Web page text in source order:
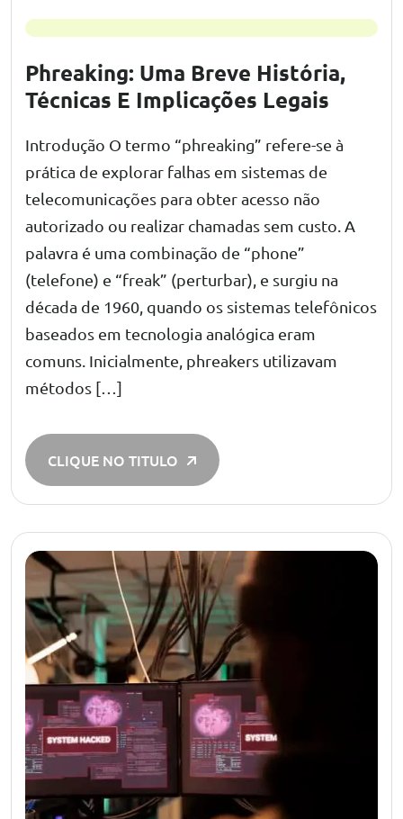
Phreaking: Uma Breve História,
Técnicas E Implicações Legais
Introdução O termo “phreaking” refere-se à
prática de explorar falhas em sistemas de
telecomunicações para obter acesso não
autorizado ou realizar chamadas sem custo. A
palavra é uma combinação de “phone”
(telefone) e “freak” (perturbar), e surgiu na
década de 1960, quando os sistemas telefônicos
baseados em tecnologia analógica eram
comuns. Inicialmente, phreakers utilizavam
métodos […]
CLIQUE NO TITULO